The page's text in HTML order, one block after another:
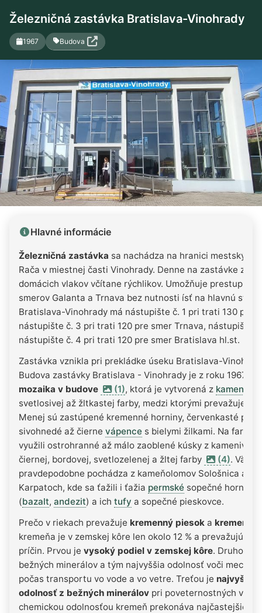
Železničná zastávka Bratislava-Vinohrady
1967 Budova
Hlavné informácie
Železničná zastávka sa nachádza na hranici mestských
Rača v miestnej časti Vinohrady. Denne na zastávke
domácich vlakov včítane rýchlikov. Umožňuje prestup
smerov Galanta a Trnava bez nutnosti ísť na hlavnú
Bratislava-Vinohrady má nástupište č. 1 pri trati 130 pre
nástupište č. 3 pri trati 120 pre smer Trnava, nástupište
nástupište č. 4 pri trati 120 pre smer Bratislava hl.st.
Zastávka vznikla pri prekládke úseku Bratislava-
Budova zastávky Bratislava - Vinohrady je z roku 1967.
mozaika v budove
(1), ktorá je vytvorená z kameniva
svetlosivej až žltkastej farby, medzi ktorými prevažuje
Menej sú zastúpené kremenné horniny, červenkasté
sivohnedé až čierne vápence s bielymi žilkami. Na
využili ostrohranné až málo zaoblené kúsky z kameniva
čiernej, bordovej, svetlozelenej a žltej farby
(4).
pravdepodobne pochádza z kameňolomov Sološnica a
Karpatoch, kde sa ťažili i ťažia permské sopečné horniny
(bazalt, andezit) a ich tufy a sopečné pieskovce.
Prečo v riekach prevažuje kremenný piesok a kremenné
kremeňa je v zemskej kôre len okolo 12 % a prevažujú
príčin. Prvou je vysoký podiel v zemskej kôre. Druhou
bežných minerálov a tým najvyššia odolnosť voči
počas transportu vo vode a vo vetre. Treťou je najvyššia
odolnosť z bežných minerálov pri poveternostných
chemickou odolnosťou kremeň prekonáva najčastejšie